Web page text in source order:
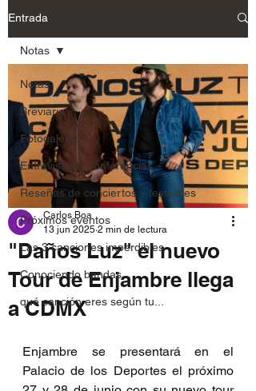
Entrada
Notas
Breviario
Fotogalería
Entrevistas y conferencias
Reseñas de conciertos y festivales
Próximos eventos
Las 3 canciones imperdibles
Conociendo bandas
qué canción eres según tu...
Notas
"Daños Luz" el nuevo
Tour de Enjambre llega
a CDMX
Carlos Boa
13 jun 2025 2 min de lectura
Enjambre se presentará en el
Palacio de los Deportes el próximo